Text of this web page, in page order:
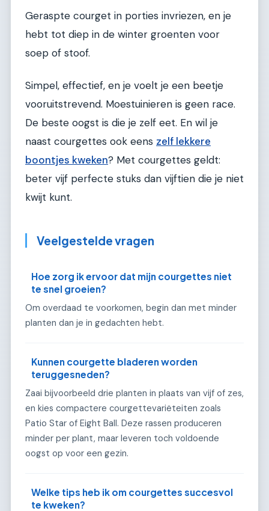
Geraspte courget in porties invriezen, en je
hebt tot diep in de winter groenten voor
soep of stoof.
Simpel, effectief, en je voelt je een beetje
vooruitstrevend. Moestuinieren is geen race.
De beste oogst is die je zelf eet. En wil je
naast courgettes ook eens zelf lekkere
boontjes kweken? Met courgettes geldt:
beter vijf perfecte stuks dan vijftien die je niet
kwijt kunt.
Veelgestelde vragen
Hoe zorg ik ervoor dat mijn courgettes niet
te snel groeien?
Om overdaad te voorkomen, begin dan met minder
planten dan je in gedachten hebt.
Kunnen courgette bladeren worden
teruggesneden?
Zaai bijvoorbeeld drie planten in plaats van vijf of zes,
en kies compactere courgettevariëteiten zoals
Patio Star of Eight Ball. Deze rassen produceren
minder per plant, maar leveren toch voldoende
oogst op voor een gezin.
Welke tips heb ik om courgettes succesvol
te kweken?